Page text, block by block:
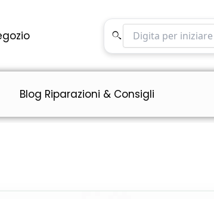
Cerca nel sito
Blog Riparazioni & Consigli